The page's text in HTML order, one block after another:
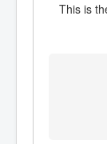
This is